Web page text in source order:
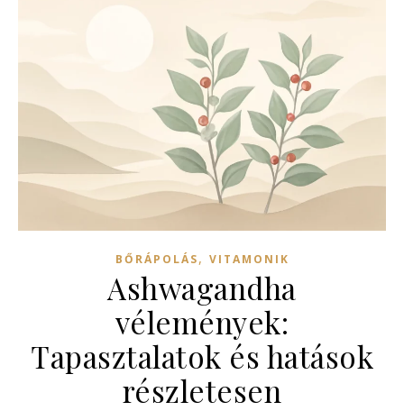
BŐRÁPOLÁS, VITAMONIK
Ashwagandha
vélemények:
Tapasztalatok és hatások
részletesen